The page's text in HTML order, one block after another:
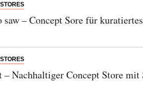
saw – Concept Sore für
– Nachhaltiger Concept Store